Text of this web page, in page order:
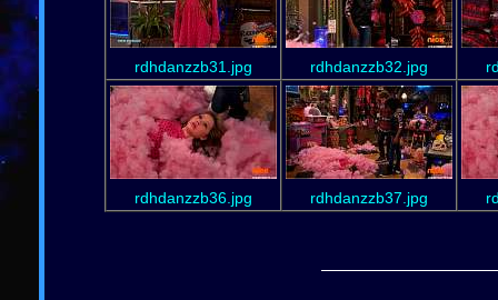
rdhdanzzb31.jpg rdhdanzzb32.jpg
rdhdanzzb36.jpg rdhdanzzb37.jpg